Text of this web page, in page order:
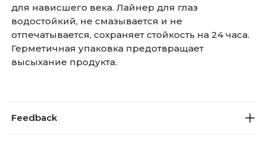
для нависшего века. Лайнер для глаз
водостойкий, не смазывается и не
отпечатывается, сохраняет стойкость на 24 часа.
Герметичная упаковка предотвращает
высыхание продукта.
Feedback